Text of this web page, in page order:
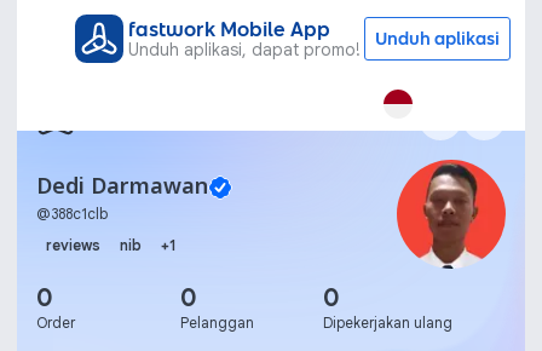
fastwork Mobile App
Unduh aplikasi, dapat promo! Unduh aplikasi
Dedi Darmawan
@388c1clb
reviews
nib +1
0
Order
0
Pelanggan
0
Dipekerjakan ulang